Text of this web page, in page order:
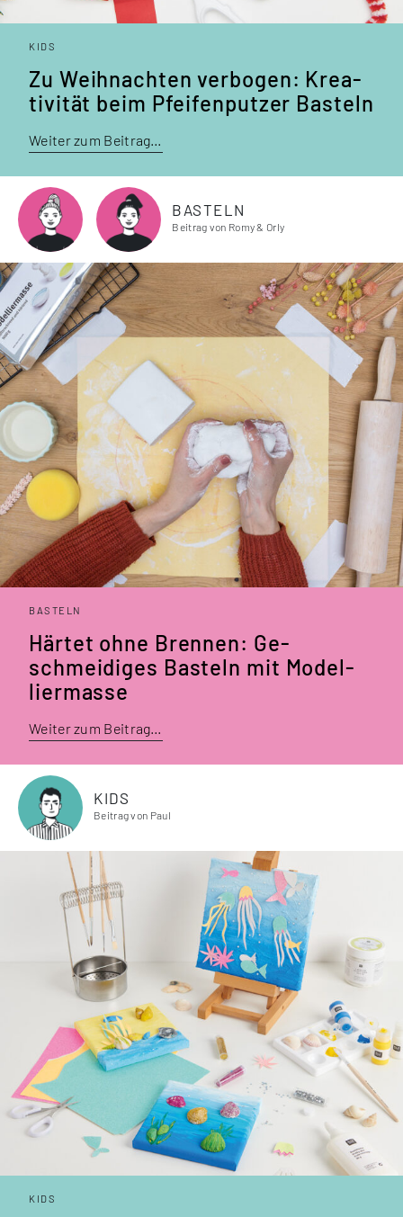
KIDS
Zu Weihnachten verbogen: Krea­
tivität beim Pfeifen­putzer Basteln
Weiter zum Beitrag…
BASTELN
Beitrag von Romy & Orly
BASTELN
Härtet ohne Bren­nen: Ge­
schmeidiges Basteln mit Model­
liermasse
Weiter zum Beitrag…
KIDS
Beitrag von Paul
KIDS